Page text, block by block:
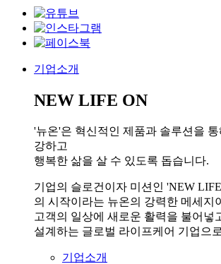
기업소개
NEW LIFE ON
'뉴온'은 혁신적인 제품과 솔루션을
강하고
행복한 삶을 살 수 있도록 돕습니다.
기업의 슬로건이자 미션인 'NEW
의 시작이라는 뉴온의 강력한 메세지
고객의 일상에 새로운 활력을 불어넣
설계하는 글로벌 라이프케어 기업으
기업소개